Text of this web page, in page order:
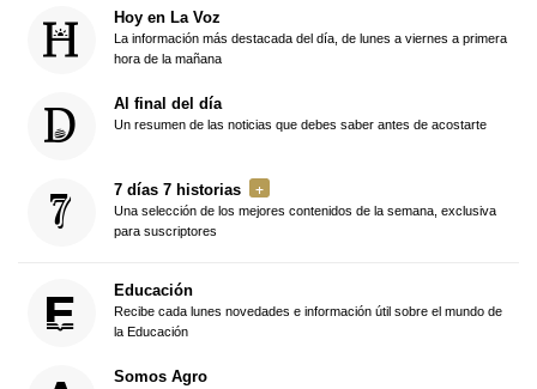
Hoy en La Voz
La información más destacada del día, de lunes a viernes a primera
hora de la mañana
Al final del día
Un resumen de las noticias que debes saber antes de acostarte
7 días 7 historias
Una selección de los mejores contenidos de la semana, exclusiva
para suscriptores
Educación
Recibe cada lunes novedades e información útil sobre el mundo de
la Educación
Somos Agro